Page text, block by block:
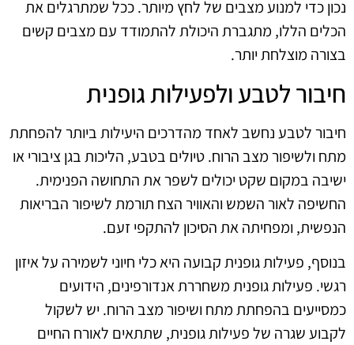
נכון כדי למנוע מצבים של לחץ מיותר. ככל שמתרגלים את
הכלים הללו, מתגברת היכולת להתמודד עם מצבים קשים
בצורה מוצלחת יותר.
חיבור לטבע ולפעילות גופנית
חיבור לטבע נחשב לאחד מהדרכים היעילות ביותר להפחתת
מתח ולשיפור מצב הרוח. טיולים בטבע, הליכות בגן ציבורי או
ישיבה במקום שקט יכולים לשפר את התחושה הפנימית.
החשיפה לאור השמש והאוויר הצח תורמת לשיפור הבריאות
הנפשית, ומפחיתה את הסיכון להתקפי זעם.
בנוסף, פעילות גופנית קבועה היא כלי חיוני לשמירה על איזון
רגשי. פעילות גופנית משחררת אנדורפינים, הידועים
כמסייעים בהפחתת מתח ושיפור מצב הרוח. יש לשקול
לקבוע שגרה של פעילות גופנית, שתתאים לאורח החיים